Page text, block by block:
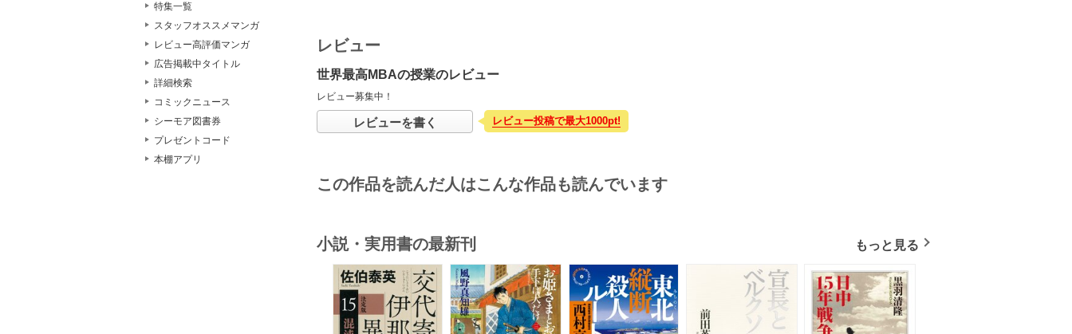
特集一覧
スタッフオススメマンガ
レビュー高評価マンガ
広告掲載中タイトル
詳細検索
コミックニュース
シーモア図書券
プレゼントコード
本棚アプリ
レビュー
世界最高MBAの授業のレビュー
レビュー募集中！
レビューを書く レビュー投稿で最大1000pt!
この作品を読んだ人はこんな作品も読んでいます
小説・実用書の最新刊 もっと見る
s